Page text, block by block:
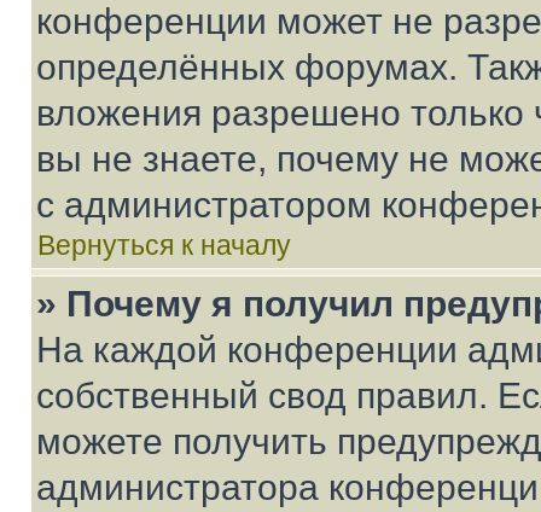
конференции может не
определённых форумах.
вложения разрешено
вы не знаете, почему не
с администратором
Вернуться к началу
» Почему я получил
На каждой конференции
собственный свод правил.
можете получить
администратора